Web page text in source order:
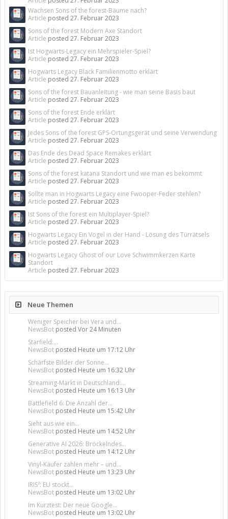
Wachsen Sons of the forest-Bäume nach?
Article posted 27. Februar 2023
Sons of the forest Modern Axe Standort
Article posted 27. Februar 2023
Ist Hogwarts-Legacy ein Mehrspieler-Spiel?
Article posted 27. Februar 2023
Hogwarts Legacy Black Familienmotto erklärt
Article posted 27. Februar 2023
Sons of the forest Bauanleitung - wie man seine Basis baut
Article posted 27. Februar 2023
Sons of the forest Ende erklärt
Article posted 27. Februar 2023
Jedes Sons of the forest GPS-Ortungsgerät und seine Verwendung
Article posted 27. Februar 2023
Das Ende des Dead Space Remakes erklärt
Article posted 27. Februar 2023
Sons of the forest katana Standort und wie man es bekommt
Article posted 27. Februar 2023
Sollte man in Hogwarts Legacy eine Fwooper-Feder stehlen?
Article posted 27. Februar 2023
Ist Sons of the forest ein Multiplayer-Spiel?
Article posted 27. Februar 2023
Hogwarts Legacy Ein Vogel in der Hand - Lösung des Türrätsels
Article posted 27. Februar 2023
Hogwarts Legacy Ghost of our Love Schwimmkerzen Karte
Standort
Article posted 27. Februar 2023
Neue Themen
Weniger Speicher bei Vera und...
NewsBot posted Vor 24 Minuten
Starfield:...
NewsBot posted Heute um 17:12 Uhr
Schärfste Bilder der Sonne...
NewsBot posted Heute um 16:32 Uhr
Streaming-Markt in Deutschland:...
NewsBot posted Heute um 16:13 Uhr
Battlefield 6: Die Anzahl der...
NewsBot posted Heute um 15:42 Uhr
Sieht aus wie ein...
NewsBot posted Heute um 14:52 Uhr
Generative AI 2026: Bröckelndes...
NewsBot posted Heute um 14:12 Uhr
Vinyl-Käufer zahlen mehr – und...
NewsBot posted Heute um 13:23 Uhr
IRIS²: EU stockt...
NewsBot posted Heute um 13:02 Uhr
Im Kurztest: Der neue Google...
NewsBot posted Heute um 13:02 Uhr